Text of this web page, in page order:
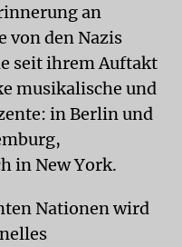
an
von den Nazis
seit ihrem Auftakt
musikalische und
in Berlin und
in New York.
Nationen wird